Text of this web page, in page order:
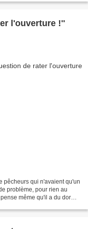
l'ouverture !''
pêcheurs qui n'avaient qu'un
problème, pour rien au
même qu'il a du dormir